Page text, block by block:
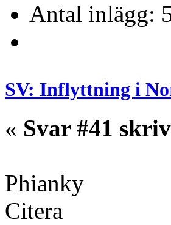
Antal inlägg:
SV: Inflyttning i
« Svar #41
Phianky
Citera